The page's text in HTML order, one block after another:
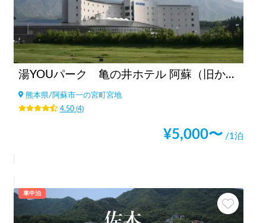
湯YOUパーク 亀の井ホテル 阿蘇（旧かんぽの宿阿蘇）（熊本県）
熊本県/ 阿蘇市一の宮町宮地
4.50(4)
¥5,000〜 /1泊
車中泊